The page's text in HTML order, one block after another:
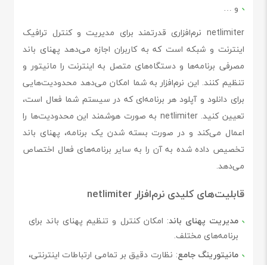
و …
netlimiter نرم‌افزاری قدرتمند برای مدیریت و کنترل ترافیک
اینترنت و شبکه است که به کاربران اجازه می‌دهد پهنای باند
مصرفی برنامه‌ها و دستگاه‌های متصل به اینترنت را مانیتور و
تنظیم کنند. این نرم‌افزار به شما امکان می‌دهد محدودیت‌هایی
برای دانلود و آپلود هر برنامه‌ای که در سیستم شما فعال است،
تعیین کنید. netlimiter به صورت هوشمند این محدودیت‌ها را
اعمال می‌کند و در صورت بسته شدن یک برنامه، پهنای باند
تخصیص داده شده به آن را به سایر برنامه‌های فعال اختصاص
می‌دهد.
قابلیت‌های کلیدی نرم‌افزار netlimiter
مدیریت پهنای باند: امکان کنترل و تنظیم پهنای باند برای
برنامه‌های مختلف.
مانیتورینگ جامع: نظارت دقیق بر تمامی ارتباطات اینترنتی،